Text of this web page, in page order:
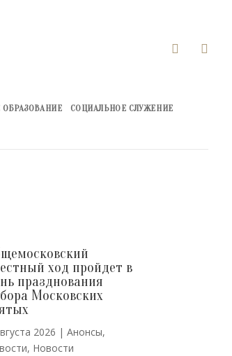
 
СОЦИАЛЬНОЕ СЛУЖЕНИЕ
ход пройдет в
празднования
Московских
2026 | Анонсы,
, Новости